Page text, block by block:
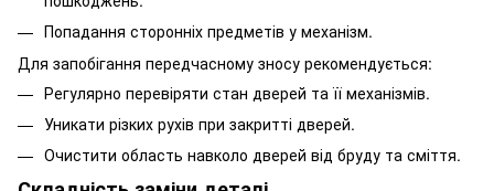
Попадання сторонніх предметів у механізм.
Для запобігання передчасному зносу рекомендується:
Регулярно перевіряти стан дверей та її механізмів.
Уникати різких рухів при закритті дверей.
Очистити область навколо дверей від бруду та сміття.